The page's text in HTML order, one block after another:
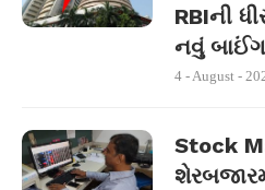
RBIની
નવું
4 - August -
Stock